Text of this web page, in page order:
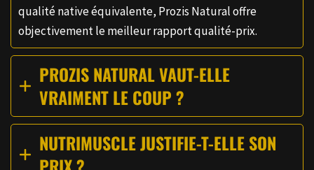
qualité native équivalente, Prozis Natural offre
objectivement le meilleur rapport qualité-prix.
PROZIS NATURAL VAUT-ELLE
VRAIMENT LE COUP ?
NUTRIMUSCLE JUSTIFIE-T-ELLE SON